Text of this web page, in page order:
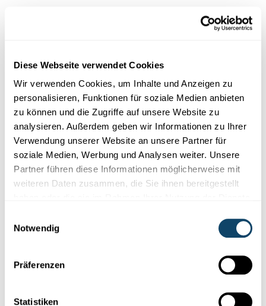
Diese Webseite verwendet Cookies
Wir verwenden Cookies, um Inhalte und Anzeigen zu
personalisieren, Funktionen für soziale Medien anbieten
zu können und die Zugriffe auf unsere Website zu
analysieren. Außerdem geben wir Informationen zu Ihrer
Verwendung unserer Website an unsere Partner für
soziale Medien, Werbung und Analysen weiter. Unsere
Partner führen diese Informationen möglicherweise mit
weiteren Daten zusammen, die Sie ihnen bereitgestellt
Notwendig
Präferenzen
Statistiken
Netzwerken abgelehnt haben. Um sie zu
sehen, ändern Sie bitte Ihre Einstellungen.
EINSTELLUNGEN ÄNDERN
Folge der Welt der Wissenschaft
und Forschung in Luxemburg